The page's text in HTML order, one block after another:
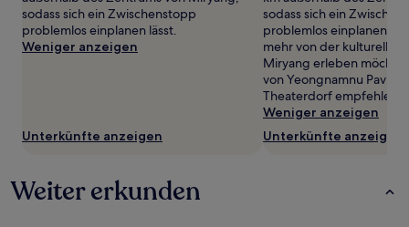
Preise
und
Verfügbarkeiten
zusätzliche
sodass sich ein Zwischenstopp
problemlos einplanen lässt.
Weniger anzeigen
Unterkünfte anzeigen
sodass sich ein
problemlos einplanen
mehr von der kulturellen
Miryang erleben
von Yeongnamnu
Theaterdorf
Weniger anzeigen
Unterkünfte anzeigen
Weiter erkunden